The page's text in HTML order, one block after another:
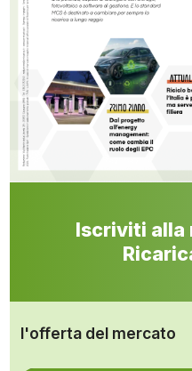
Iscriviti alla
l'offerta del mercato